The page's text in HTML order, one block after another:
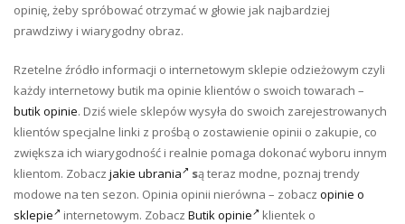
opinię, żeby spróbować otrzymać w głowie jak najbardziej
prawdziwy i wiarygodny obraz.
Rzetelne źródło informacji o internetowym sklepie odzieżowym czyli
każdy internetowy butik ma opinie klientów o swoich towarach –
butik opinie. Dziś wiele sklepów wysyła do swoich zarejestrowanych
klientów specjalne linki z prośbą o zostawienie opinii o zakupie, co
zwiększa ich wiarygodność i realnie pomaga dokonać wyboru innym
klientom. Zobacz jakie ubrania są teraz modne, poznaj trendy
modowe na ten sezon. Opinia opinii nierówna – zobacz opinie o
sklepie
internetowym. Zobacz Butik opinie
klientek o